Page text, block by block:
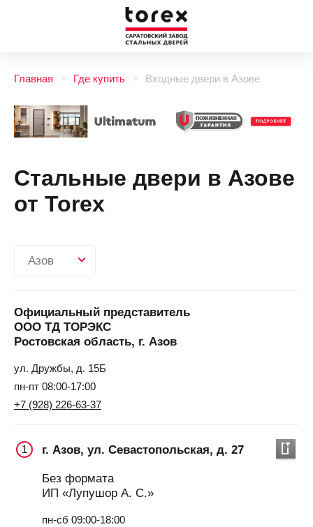
Главная Где купить Входные двери в Азове
Стальные двери в Азове
от Torex
Азов
Официальный представитель
ООО ТД ТОРЭКС
Ростовская область, г. Азов
ул. Дружбы, д. 15Б
пн-пт 08:00-17:00
+7 (928) 226-63-37
1 г. Азов, ул. Севастопольская, д. 27
Без формата
ИП «Лупушор А. С.»
пн-сб 09:00-18:00